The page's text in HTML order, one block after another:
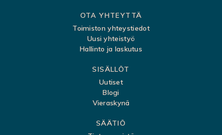
OTA YHTEYTTÄ
Toimiston yhteystiedot
Uusi yhteistyö
Hallinto ja laskutus
SISÄLLÖT
Uutiset
Blogi
Vieraskynä
SÄÄTIÖ